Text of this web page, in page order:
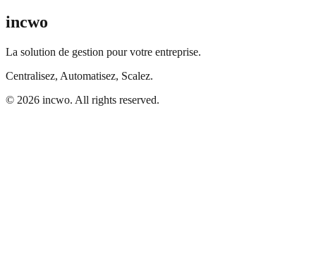
incwo
La solution de gestion pour votre entreprise.
Centralisez, Automatisez, Scalez.
© 2026 incwo. All rights reserved.